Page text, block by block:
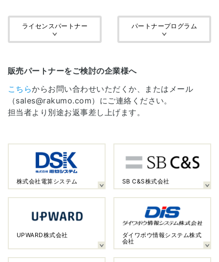
ライセンスパートナー パートナープログラム
販売パートナーをご検討の企業様へ
こちらからお問い合わせいただくか、またはメール
（sales@rakumo.com）にご連絡ください。
担当者より別途お返事差し上げます。
株式会社電算システム SB C&S株式会社
UPWARD株式会社
ダイワボウ情報システム株式
会社